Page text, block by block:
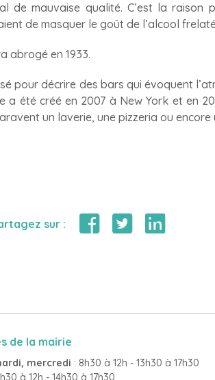
de mauvaise qualité. C’est la raison
de masquer le goût de l’alcool
abrogé en 1933.
pour décrire des bars qui évoquent
a été créé en 2007 à New York et en
un laverie, une pizzeria ou encore
sur :
de la mairie
mercredi : 8h30 à 12h - 13h30 à 17h30
à 12h - 14h30 à 17h30